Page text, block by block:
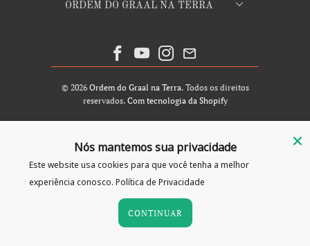
ORDEM DO GRAAL NA TERRA
© 2026 Ordem do Graal na Terra. Todos os direitos
reservados. Com tecnologia da Shopify
Nós mantemos sua privacidade
Este website usa cookies para que você tenha a melhor
experiência conosco. Política de Privacidade
CONTINUAR